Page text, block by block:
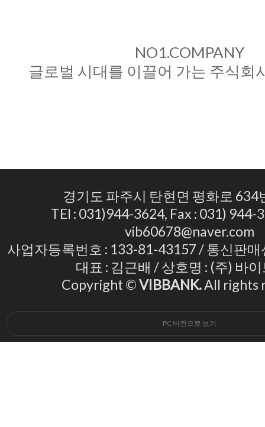
NO1.COMPANY
글로벌 시대를 이끌어 가는 주식회
경기도 파주시 탄현면 평화로 634
TEl : 031)944-3624, Fax : 031) 944-
vib60678@naver.com
사업자등록번호 : 133-81-43157 / 통신판
대표 : 김근배 / 상호명 : (주) 바
Copyright ©VIBBANK.All rights
PC 버전으로 보기